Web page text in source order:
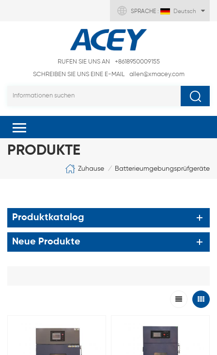
SPRACHE : Deutsch
RUFEN SIE UNS AN
+8618950009155
SCHREIBEN SIE UNS EINE E-MAIL
allen@xmacey.com
PRODUKTE
Zuhause / Batterieumgebungsprüfgeräte
Produktkatalog
Neue Produkte